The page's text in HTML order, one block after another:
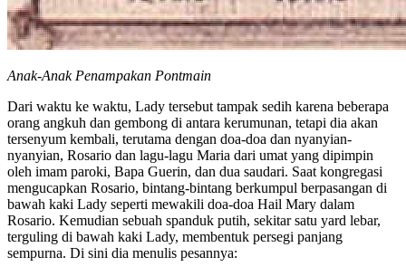
Anak-Anak Penampakan Pontmain
Dari waktu ke waktu, Lady tersebut tampak sedih karena beberapa
orang angkuh dan gembong di antara kerumunan, tetapi dia akan
tersenyum kembali, terutama dengan doa-doa dan nyanyian-
nyanyian, Rosario dan lagu-lagu Maria dari umat yang dipimpin
oleh imam paroki, Bapa Guerin, dan dua saudari. Saat kongregasi
mengucapkan Rosario, bintang-bintang berkumpul berpasangan di
bawah kaki Lady seperti mewakili doa-doa Hail Mary dalam
Rosario. Kemudian sebuah spanduk putih, sekitar satu yard lebar,
terguling di bawah kaki Lady, membentuk persegi panjang
sempurna. Di sini dia menulis pesannya: